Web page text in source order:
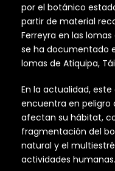
por el botánico
partir de material
Ferreyra en las
se ha documentado
lomas de Atiquipa,
En la actualidad,
encuentra en peligro
afectan su hábitat,
fragmentación del
natural y el
actividades humanas.